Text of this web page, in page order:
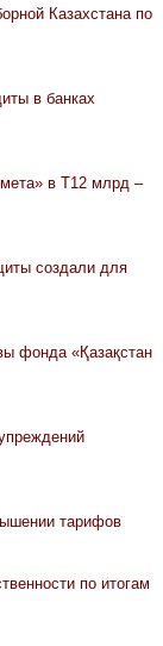
Казахстана по
в банках
в Т12 млрд –
создали для
фонда «Қазақстан
тарифов
по итогам